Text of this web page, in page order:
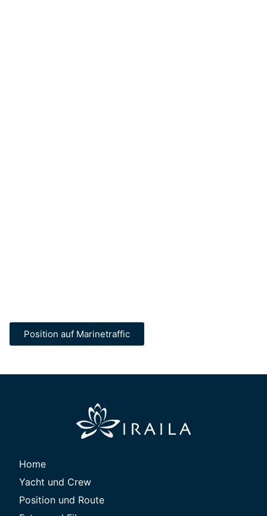
Position auf Marinetraffic
Home
Yacht und Crew
Position und Route